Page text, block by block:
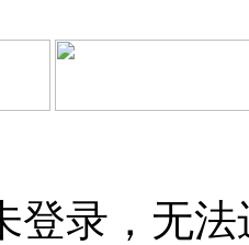
登录，无